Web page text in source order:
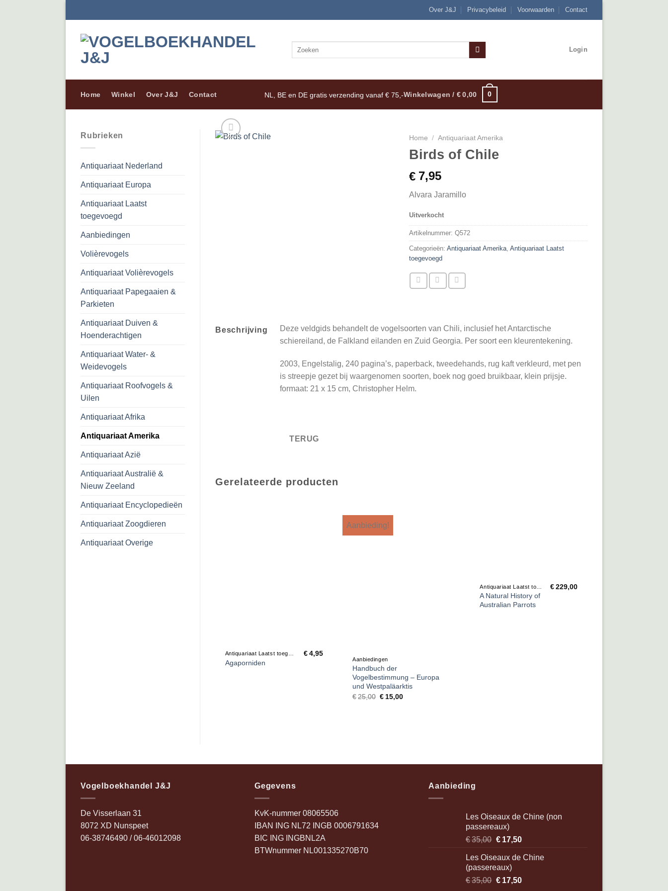
naar
Over J&J Privacybeleid Voorwaarden Contact
Zoeken
Login
Home Winkel Over J&J Contact NL, BE en DE gratis verzending vanaf € 75,-Winkelwagen /€ 0,00 0
Rubrieken
Antiquariaat Nederland
Antiquariaat Europa
Antiquariaat Laatst
toegevoegd
Aanbiedingen
Volièrevogels
Antiquariaat Volièrevogels
Antiquariaat Papegaaien &
Parkieten
Antiquariaat Duiven &
Hoenderachtigen
Antiquariaat Water- &
Weidevogels
Antiquariaat Roofvogels &
Uilen
Antiquariaat Afrika
Antiquariaat Amerika
Antiquariaat Azië
Antiquariaat Australië &
Nieuw Zeeland
Antiquariaat Encyclopedieën
Antiquariaat Zoogdieren
Antiquariaat Overige
Home / Antiquariaat Amerika
Birds of Chile
€ 7,95
Alvara Jaramillo
Uitverkocht
Artikelnummer: Q572
Categorieën: Antiquariaat Amerika, Antiquariaat Laatst
toegevoegd
Beschrijving
Deze veldgids behandelt de vogelsoorten van Chili, inclusief het Antarctische
schiereiland, de Falkland eilanden en Zuid Georgia. Per soort een kleurentekening.
2003, Engelstalig, 240 pagina’s, paperback, tweedehands, rug kaft verkleurd, met pen
is streepje gezet bij waargenomen soorten, boek nog goed bruikbaar, klein prijsje.
formaat: 21 x 15 cm, Christopher Helm.
Gerelateerde producten
Agaporniden
€ 4,95
Aanbieding!
Aanbiedingen
Handbuch der
Vogelbestimmung – Europa
und Westpaläarktis
€25,00 Oorspronkelijke
€ 15,00
A Natural History of
Australian Parrots
€229,00
Vogelboekhandel J&J
De Visserlaan 31
8072 XD Nunspeet
06-38746490 / 06-46012098
Gegevens
KvK-nummer 08065506
IBAN ING NL72 INGB 0006791634
BIC ING INGBNL2A
BTWnummer NL001335270B70
Aanbieding
Les Oiseaux de Chine (non
passereaux)
€35,00 Oorspronkelijke
was:
€35,00.
€ 17,50Huidige
is:
Les Oiseaux de Chine
(passereaux)
€35,00 Oorspronkelijke
€ 17,50Huidige